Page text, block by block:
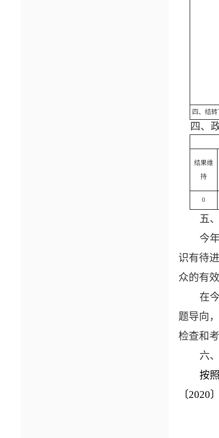
四、结
四、
结果维
持
0
五
今
识有待
众的有
在
题导向
检查和
六
按
〔